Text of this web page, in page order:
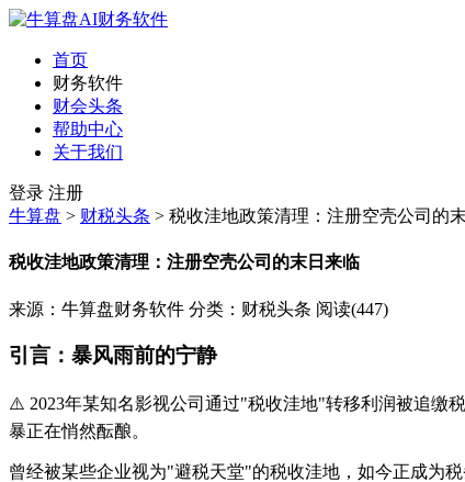
首页
财务软件
财会头条
帮助中心
关于我们
登录 注册
牛算盘 > 财税头条 > 税收洼地政策清理：注册空壳公司的
税收洼地政策清理：注册空壳公司的末日来临
来源：牛算盘财务软件 分类：财税头条 阅读(447)
引言：暴风雨前的宁静
⚠️ 2023年某知名影视公司通过"税收洼地"转移利润被追缴
暴正在悄然酝酿。
曾经被某些企业视为"避税天堂"的税收洼地，如今正成为